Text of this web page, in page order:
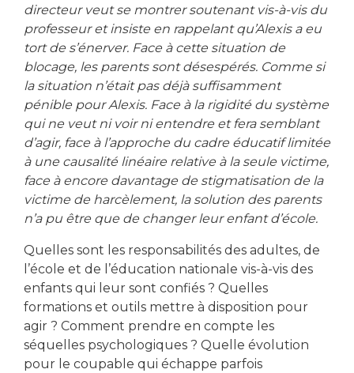
directeur veut se montrer soutenant vis-à-vis du
professeur et insiste en rappelant qu’Alexis a eu
tort de s’énerver. Face à cette situation de
blocage, les parents sont désespérés. Comme si
la situation n’était pas déjà suffisamment
pénible pour Alexis. Face à la rigidité du système
qui ne veut ni voir ni entendre et fera semblant
d’agir, face à l’approche du cadre éducatif limitée
à une causalité linéaire relative à la seule victime,
face à encore davantage de stigmatisation de la
victime de harcèlement, la solution des parents
n’a pu être que de changer leur enfant d’école.
Quelles sont les responsabilités des adultes, de
l’école et de l’éducation nationale vis-à-vis des
enfants qui leur sont confiés ? Quelles
formations et outils mettre à disposition pour
agir ? Comment prendre en compte les
séquelles psychologiques ? Quelle évolution
pour le coupable qui échappe parfois